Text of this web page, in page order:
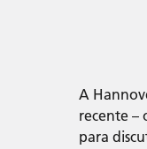
A
recente –
para